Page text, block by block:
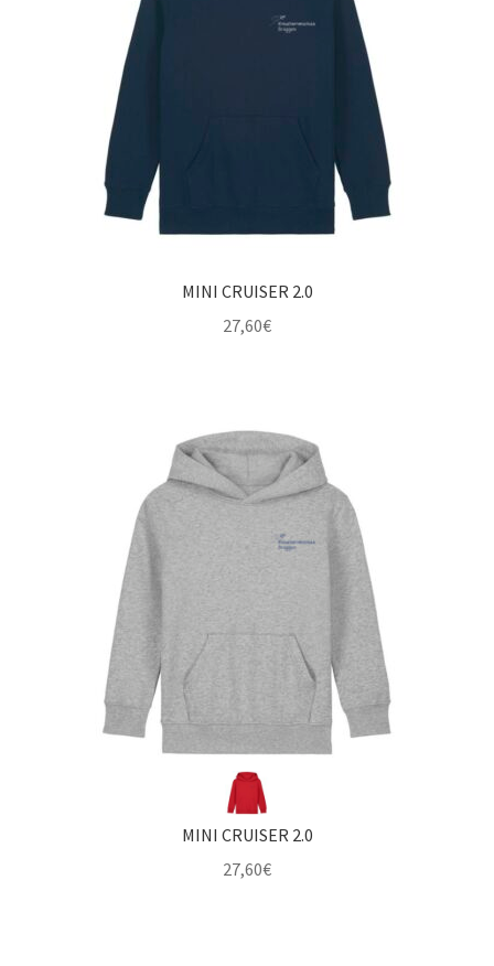
MINI CRUISER 2.0
27,60€
MINI CRUISER 2.0
27,60€